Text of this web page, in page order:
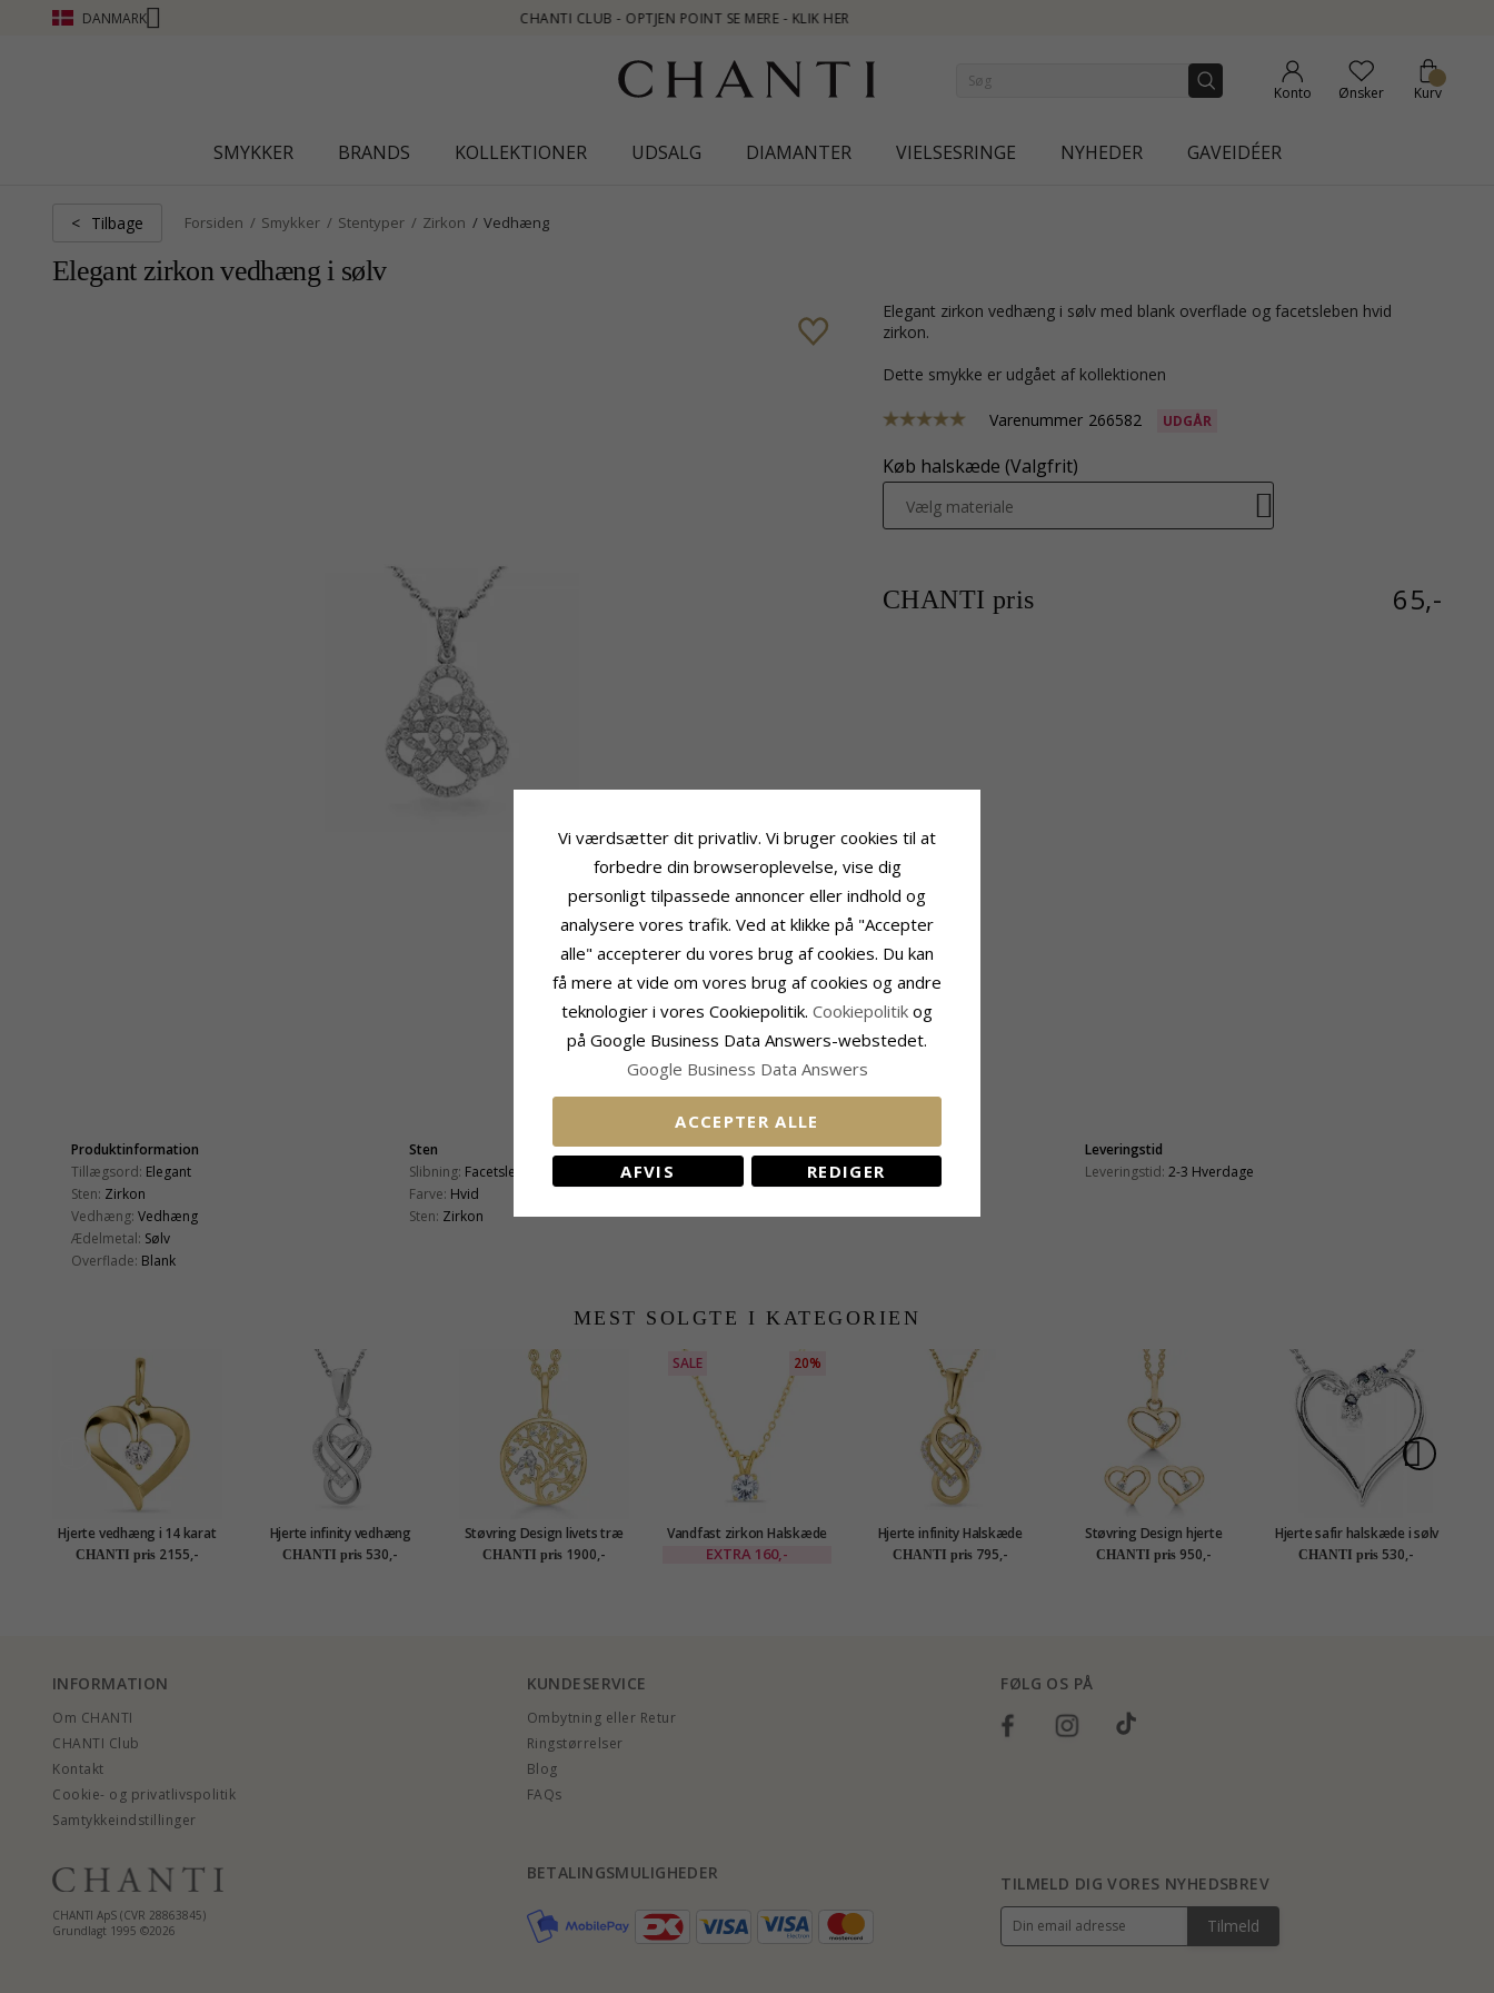
DANMARK
Konto Ønsker Kurv
SMYKKER BRANDS KOLLEKTIONER UDSALG DIAMANTER VIELSESRINGE NYHEDER GAVEIDÉER
< Tilbage Forsiden Smykker Stentyper Zirkon Vedhæng
Elegant zirkon vedhæng i sølv
elegant zirkon vedhæng i sølv med blank overflade og facetsleben hvid
zirkon.
Dette smykke er udgået af kollektionen
Varenummer 266582 UDGÅR
Køb halskæde (Valgfrit)
Vælg materiale
CHANTI pris 65,-
Produktinformation
Tillægsord: Elegant
Sten: Zirkon
Vedhæng: Vedhæng
Ædelmetal: Sølv
Overflade: Blank
Sten
Slibning: Facetsleben
Farve: Hvid
Sten: Zirkon
Fatning
22,6 mm
Leveringstid
Leveringstid: 2-3 Hverdage
MEST SOLGTE I KATEGORIEN
Hjerte vedhæng i 14 karat
guld - Gold Collection
CHANTI pris 2155,-
Hjerte infinity vedhæng
med halskæde i sølv
CHANTI pris 530,-
Støvring Design livets træ
Halskæde med vedhæng i 8
karat guld hvid zirkon
CHANTI pris 1900,-
SALE 20%
Vandfast zirkon Halskæde
med vedhæng i forgyldt
EXTRA 160,-
Hjerte infinity Halskæde
med vedhæng i forgyldt
sølv
CHANTI pris 795,-
Støvring Design hjerte
smykkesæt i forgyldt sølv
hvide zirkoner
CHANTI pris 950,-
Hjerte safir halskæde i sølv
med vedhæng i sølv
CHANTI pris 530,-
INFORMATION
Om CHANTI
CHANTI Club
Kontakt
Cookie- og privatlivspolitik
Samtykkeindstillinger
KUNDESERVICE
Ombytning eller Retur
Ringstørrelser
Blog
FAQs
FØLG OS PÅ
CHANTI ApS (CVR 28863845)
Grundlagt 1995 ©2026
BETALINGSMULIGHEDER
TILMELD DIG VORES NYHEDSBREV
Tilmeld
Vi værdsætter dit privatliv. Vi bruger cookies til at
forbedre din browseroplevelse, vise dig
personligt tilpassede annoncer eller indhold og
analysere vores trafik. Ved at klikke på "Accepter
alle" accepterer du vores brug af cookies. Du kan
få mere at vide om vores brug af cookies og andre
teknologier i vores Cookiepolitik. Cookiepolitik og
på Google Business Data Answers-webstedet.
Google Business Data Answers
ACCEPTER ALLE
AFVIS REDIGER